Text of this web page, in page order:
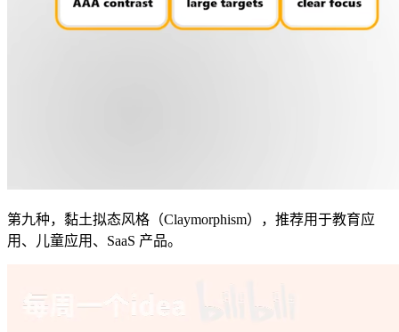
第九种，黏土拟态风格（Claymorphism），推荐用于教育应
用、儿童应用、SaaS 产品。